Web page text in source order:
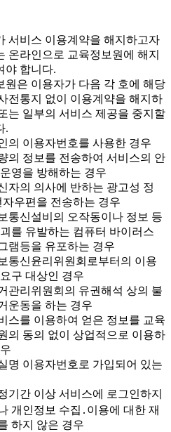
서비스 이용계약을 해지하고자
온라인으로 교육정보원에 해지
야 합니다.
은 이용자가 다음 각 호에 해당
전통지 없이 이용계약을 해지하
는 일부의 서비스 제공을 중지할
.
의 이용자번호를 사용한 경우
의 정보를 전송하여 서비스의 안
영을 방해하는 경우
자의 의사에 반하는 광고성 정
자우편을 전송하는 경우
통신설비의 오작동이나 정보 등
를 유발하는 컴퓨터 바이러스
램등을 유포하는 경우
통신윤리위원회로부터의 이용
구 대상인 경우
관리위원회의 유권해석 상의 불
운동을 하는 경우
스를 이용하여 얻은 정보를 교육
의 동의 없이 상업적으로 이용하
명 이용자번호로 가입되어 있는
기간 이상 서비스에 로그인하지
개인정보 수집․이용에 대한 재
하지 않은 경우